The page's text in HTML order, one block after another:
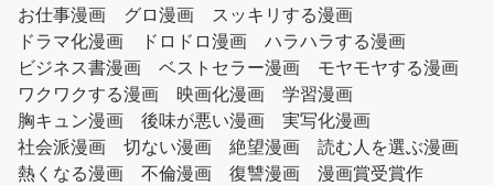
お仕事漫画
グロ漫画
スッキリする漫画
ドラマ化漫画
ドロドロ漫画
ハラハラする漫画
ビジネス書漫画
ベストセラー漫画
モヤモヤする漫画
ワクワクする漫画
映画化漫画
学習漫画
胸キュン漫画
後味が悪い漫画
実写化漫画
社会派漫画
切ない漫画 絶望漫画
読む人を選ぶ漫画
熱くなる漫画
不倫漫画 復讐漫画
漫画賞受賞作